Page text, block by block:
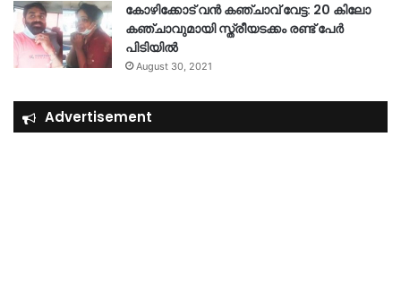
കോഴിക്കോട് വൻ കഞ്ചാവ് വേട്ട: 20 കിലോ
കഞ്ചാവുമായി സ്ത്രീയടക്കം രണ്ട് പേർ
പിടിയിൽ
August 30, 2021
Advertisement